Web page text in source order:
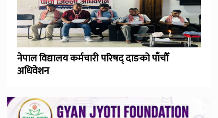
नेपाल विद्यालय कर्मचारी परिषद् दाङको पाँचौँ
अधिवेशन